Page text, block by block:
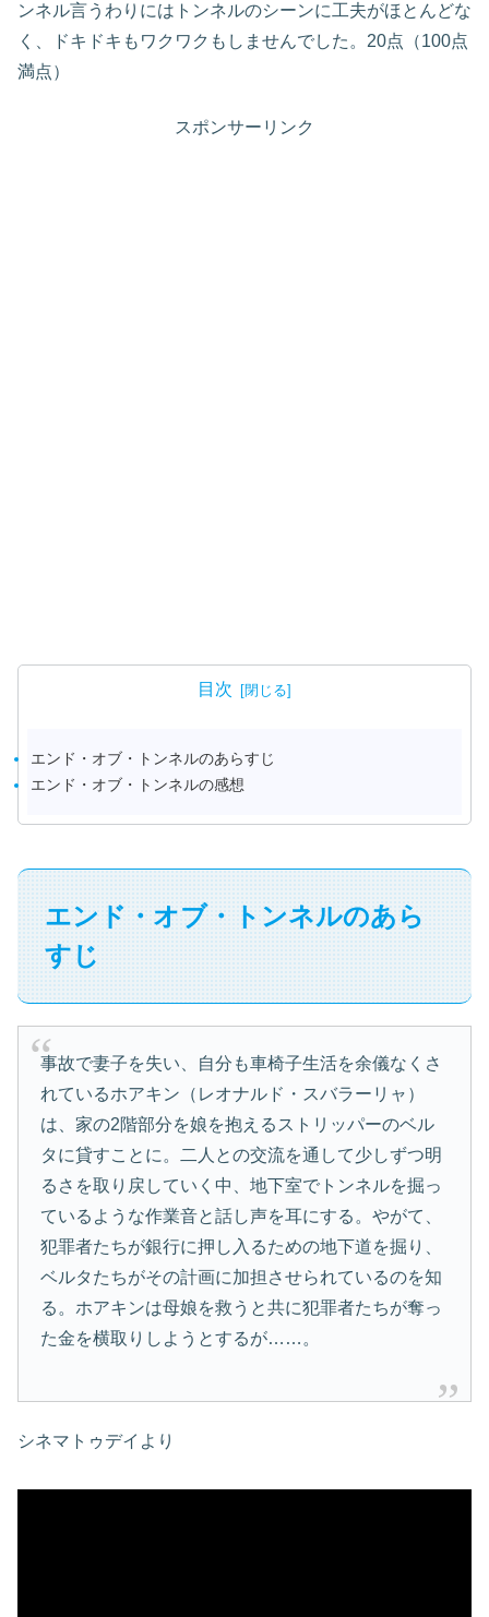
ンネル言うわりにはトンネルのシーンに工夫がほとんどな
く、ドキドキもワクワクもしませんでした。20点（100点
満点）
スポンサーリンク
目次
エンド・オブ・トンネルのあらすじ
エンド・オブ・トンネルの感想
エンド・オブ・トンネルのあら
すじ
事故で妻子を失い、自分も車椅子生活を余儀なくさ
れているホアキン（レオナルド・スバラーリャ）
は、家の2階部分を娘を抱えるストリッパーのベル
タに貸すことに。二人との交流を通して少しずつ明
るさを取り戻していく中、地下室でトンネルを掘っ
ているような作業音と話し声を耳にする。やがて、
犯罪者たちが銀行に押し入るための地下道を掘り、
ベルタたちがその計画に加担させられているのを知
る。ホアキンは母娘を救うと共に犯罪者たちが奪っ
た金を横取りしようとするが……。
シネマトゥデイより